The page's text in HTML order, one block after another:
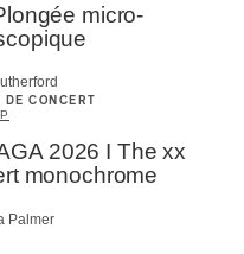
micro-
CONCERT
2026 I The xx
monochrome
Palmer